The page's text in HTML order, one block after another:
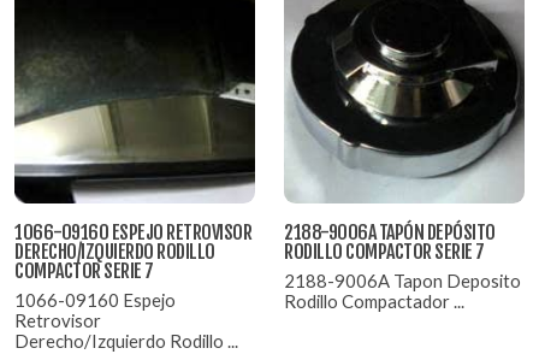
1066-09160 ESPEJO RETROVISOR
DERECHO/IZQUIERDO RODILLO
COMPACTOR SERIE 7
1066-09160 Espejo
Retrovisor
Derecho/Izquierdo Rodillo ...
2188-9006A TAPÓN DEPÓSITO
RODILLO COMPACTOR SERIE 7
2188-9006A Tapon Deposito
Rodillo Compactador ...